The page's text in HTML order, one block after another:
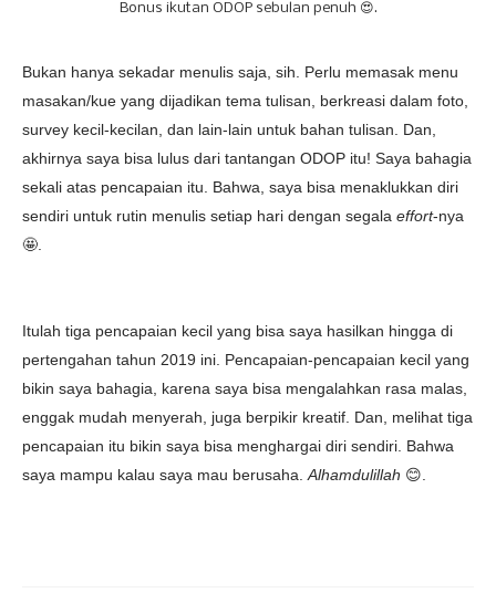
Bonus ikutan ODOP sebulan penuh 😍.
Bukan hanya sekadar menulis saja, sih. Perlu memasak menu
masakan/kue yang dijadikan tema tulisan, berkreasi dalam foto,
survey kecil-kecilan, dan lain-lain untuk bahan tulisan. Dan,
akhirnya saya bisa lulus dari tantangan ODOP itu! Saya bahagia
sekali atas pencapaian itu. Bahwa, saya bisa menaklukkan diri
sendiri untuk rutin menulis setiap hari dengan segala effort-nya
🤩.
Itulah tiga pencapaian kecil yang bisa saya hasilkan hingga di
pertengahan tahun 2019 ini. Pencapaian-pencapaian kecil yang
bikin saya bahagia, karena saya bisa mengalahkan rasa malas,
enggak mudah menyerah, juga berpikir kreatif. Dan, melihat tiga
pencapaian itu bikin saya bisa menghargai diri sendiri. Bahwa
saya mampu kalau saya mau berusaha. Alhamdulillah 😊.